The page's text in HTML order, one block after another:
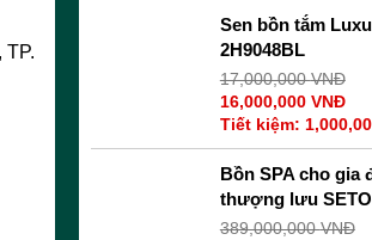
Sen bồn tắm
2H9048BL
17,000,000VNĐ
16,000,000 VNĐ
Tiết kiệm:
Bồn SPA cho gia
thượng lưu
389,000,000VNĐ